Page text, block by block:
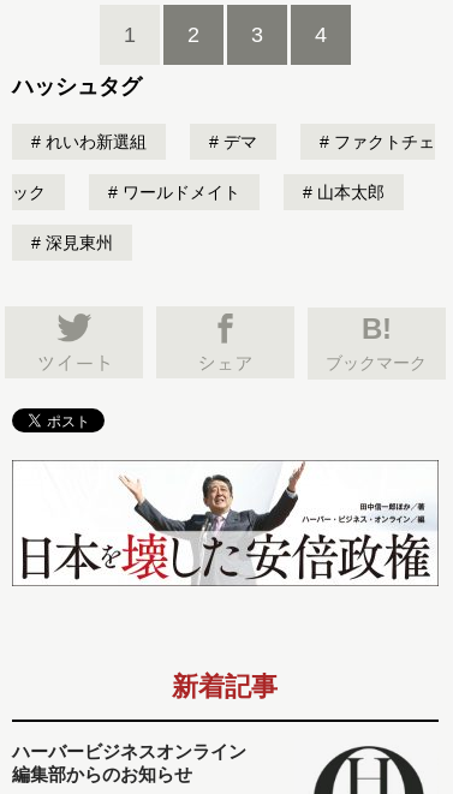
1 2 3 4
ハッシュタグ
れいわ新選組 デマ ファクトチェ
ック ワールドメイト 山本太郎
深見東州
B!
ブックマーク
新着記事
ハーバービジネスオンライン
編集部からのお知らせ